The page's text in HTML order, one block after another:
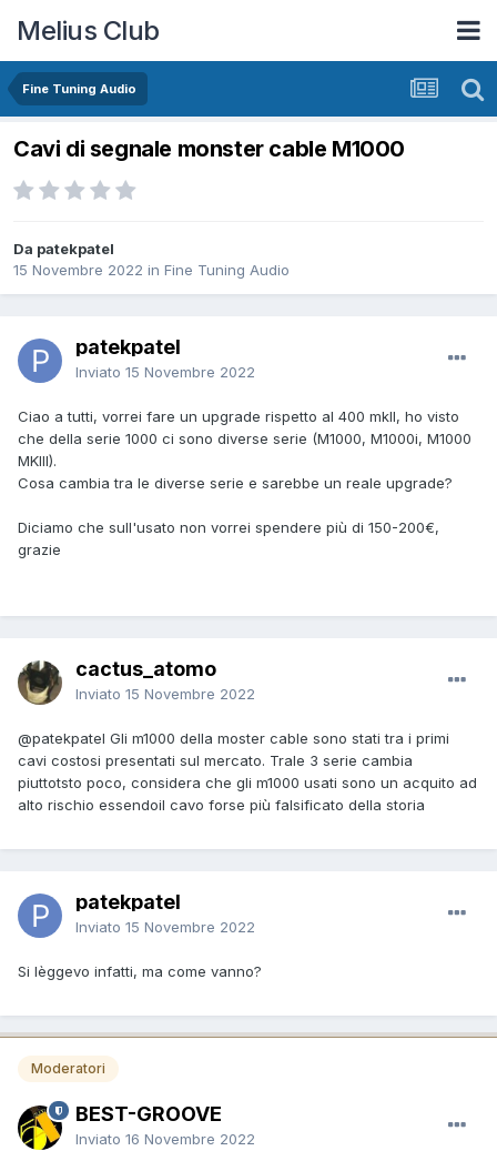
Melius Club
Fine Tuning Audio
Cavi di segnale monster cable M1000
Da patekpatel
15 Novembre 2022 in Fine Tuning Audio
patekpatel
Inviato 15 Novembre 2022
Ciao a tutti, vorrei fare un upgrade rispetto al 400 mkII, ho visto
che della serie 1000 ci sono diverse serie (M1000, M1000i, M1000
MKIII).
Cosa cambia tra le diverse serie e sarebbe un reale upgrade?
Diciamo che sull'usato non vorrei spendere più di 150-200€,
grazie
cactus_atomo
Inviato 15 Novembre 2022
@patekpatel Gli m1000 della moster cable sono stati tra i primi
cavi costosi presentati sul mercato. Trale 3 serie cambia
piuttotsto poco, considera che gli m1000 usati sono un acquito ad
alto rischio essendoil cavo forse più falsificato della storia
patekpatel
Inviato 15 Novembre 2022
Si lèggevo infatti, ma come vanno?
Moderatori
BEST-GROOVE
Inviato 16 Novembre 2022